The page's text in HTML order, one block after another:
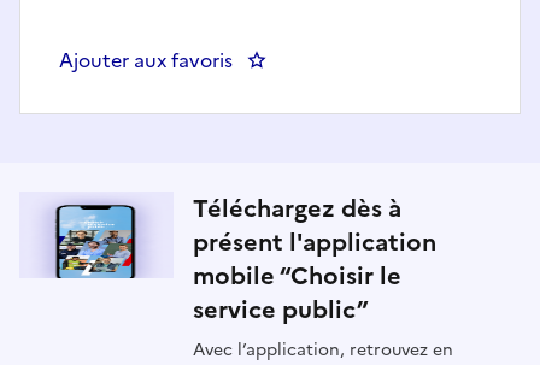
Ajouter aux favoris : Coordonnateur
Téléchargez dès à
présent l'application
mobile “Choisir le
service public”
Avec l’application, retrouvez en